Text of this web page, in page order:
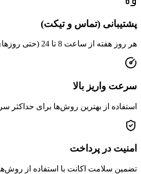
(تماس و تیکت)
8 تا 24 (حتی روزهای تعطیل)
بالا
از بهترین روش‌ها برای حداکثر سرعت واریز
پرداخت
اکانت با استفاده از روش‌های قانونی